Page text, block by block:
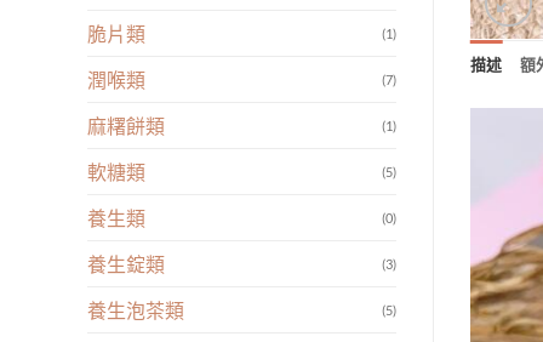
脆片類 (1)
潤喉類 (7)
麻糬餅類 (1)
軟糖類 (5)
養生類 (0)
養生錠類 (3)
養生泡茶類 (5)
描述 額